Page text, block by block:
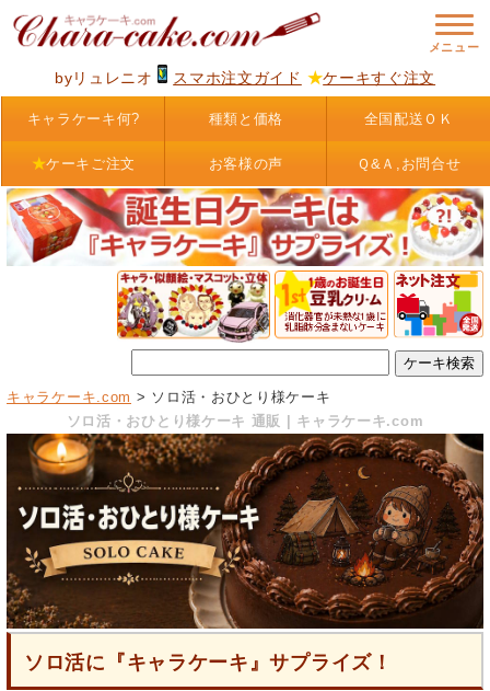
byリュレニオ スマホ注文ガイド ★ケーキすぐ注文
キャラケーキ何? 種類と価格 全国配送ＯＫ
★ケーキご注文 お客様の声 Ｑ&Ａ,お問合せ
キャラケーキ.com > ソロ活・おひとり様ケーキ
ソロ活・おひとり様ケーキ 通販 | キャラケーキ.com
ソロ活に『キャラケーキ』サプライズ！